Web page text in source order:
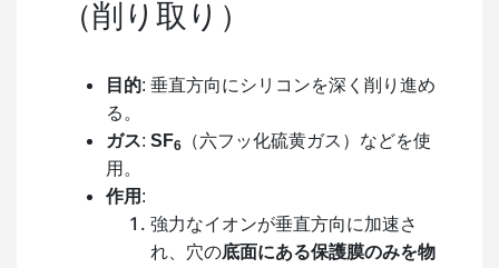
（削り取り）
目的: 垂直方向にシリコンを深く削り進め
る。
ガス: SF6
（六フッ化硫黄ガス）などを使
用。
作用 :
強力なイオンが垂直方向に加速さ
れ、穴の底面にある保護膜のみを物